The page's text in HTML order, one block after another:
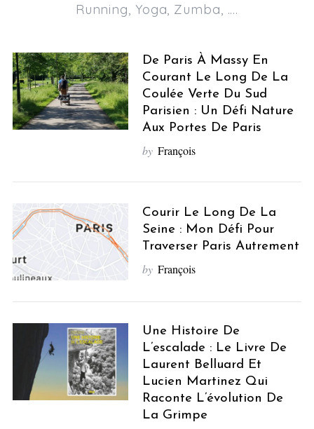
Running, Yoga, Zumba, ....
De Paris À Massy En
Courant Le Long De La
Coulée Verte Du Sud
Parisien : Un Défi Nature
Aux Portes De Paris
by François
Courir Le Long De La
Seine : Mon Défi Pour
Traverser Paris Autrement
by François
Une Histoire De
L’escalade : Le Livre De
Laurent Belluard Et
Lucien Martinez Qui
Raconte L’évolution De
La Grimpe